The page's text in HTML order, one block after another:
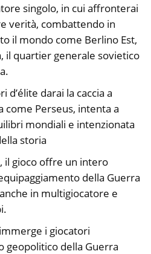
singolo, in cui affronterai
verità, combattendo in
il mondo come Berlino Est,
il quartier generale sovietico
d’élite darai la caccia a
come Perseus, intenta a
mondiali e intenzionata
storia
il gioco offre un intero
della Guerra
in multigiocatore e
i giocatori
geopolitico della Guerra